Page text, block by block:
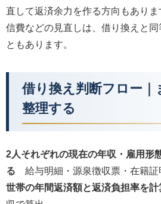
直して返済余力を作る方向もあり
信費などの見直しは、借り換えと同
ともあります。
借り換え判断フロー｜
整理する
2人それぞれの現在の年収・雇用形
る 給与明細・源泉徴収票・在籍証
世帯の年間返済額と返済負担率を計